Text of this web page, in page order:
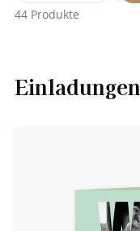
44 Produkte
Einladungen